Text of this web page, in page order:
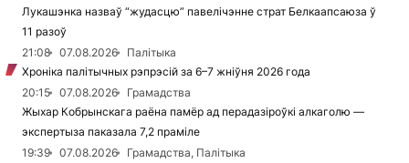
Лукашэнка назваў “жудасцю” павелічэнне страт Белкаапсаюза ў
11 разоў
21:08
07.08.2026
Палітыка
Хроніка палітычных рэпрэсій за 6–7 жніўня 2026 года
20:15
07.08.2026
Грамадства
Жыхар Кобрынскага раёна памёр ад перадазіроўкі алкаголю —
экспертыза паказала 7,2 праміле
19:39
07.08.2026
Грамадства, Палітыка